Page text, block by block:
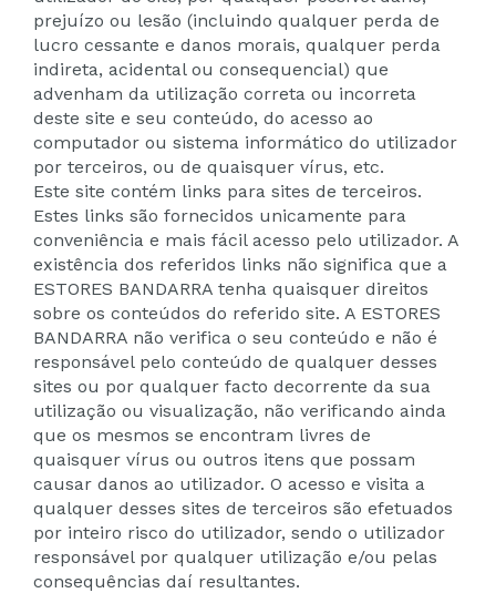
prejuízo ou lesão (incluindo qualquer perda de
lucro cessante e danos morais, qualquer perda
indireta, acidental ou consequencial) que
advenham da utilização correta ou incorreta
deste site e seu conteúdo, do acesso ao
computador ou sistema informático do utilizador
por terceiros, ou de quaisquer vírus, etc.
Este site contém links para sites de terceiros.
Estes links são fornecidos unicamente para
conveniência e mais fácil acesso pelo utilizador. A
existência dos referidos links não significa que a
ESTORES BANDARRA tenha quaisquer direitos
sobre os conteúdos do referido site. A ESTORES
BANDARRA não verifica o seu conteúdo e não é
responsável pelo conteúdo de qualquer desses
sites ou por qualquer facto decorrente da sua
utilização ou visualização, não verificando ainda
que os mesmos se encontram livres de
quaisquer vírus ou outros itens que possam
causar danos ao utilizador. O acesso e visita a
qualquer desses sites de terceiros são efetuados
por inteiro risco do utilizador, sendo o utilizador
responsável por qualquer utilização e/ou pelas
consequências daí resultantes.